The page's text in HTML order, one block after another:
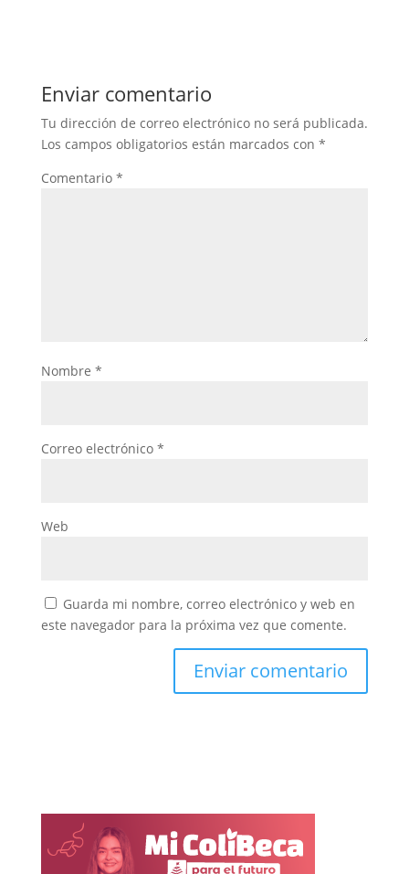
Enviar comentario
Tu dirección de correo electrónico no será publicada.
Los campos obligatorios están marcados con *
Comentario *
Nombre *
Correo electrónico *
Web
Guarda mi nombre, correo electrónico y web en
este navegador para la próxima vez que comente.